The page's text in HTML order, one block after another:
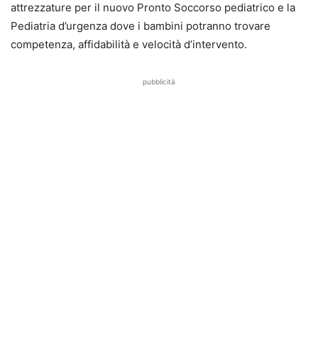
attrezzature per il nuovo Pronto Soccorso pediatrico e la
Pediatria d’urgenza dove i bambini potranno trovare
competenza, affidabilità e velocità d’intervento.
pubblicità